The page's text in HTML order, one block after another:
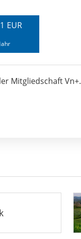
EUR
Mitgliedschaft Vn+.